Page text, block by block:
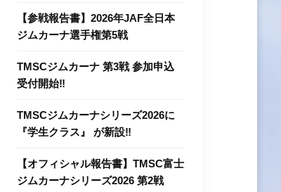
【参戦報告書】2026年JAF全⽇本
ジムカーナ選⼿権第5戦
TMSCジムカーナ 第3戦 参加申込
受付開始‼
TMSCジムカーナシリーズ2026に
『学生クラス』 が新設‼
【オフィシャル報告書】TMSC富士
ジムカーナシリーズ2026 第2戦